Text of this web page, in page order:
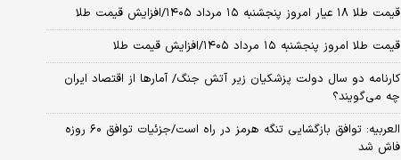
قیمت طلا ۱۸ عیار امروز پنجشنبه ۱۵ مرداد ۱۴۰۵/افزایش قیمت طلا
قیمت طلا امروز پنجشنبه ۱۵ مرداد ۱۴۰۵/افزایش قیمت طلا
کارنامه دو سال دولت پزشکیان زیر آتش جنگ/ آمارها از اقتصاد ایران
چه می‌گویند؟
العربیه: توافق بازگشایی تنگه هرمز در راه است/جزئیات توافق ۶۰ روزه
فاش شد